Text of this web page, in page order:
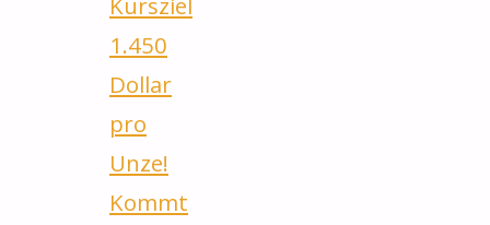
Milliarden"
1.450
Dollar
pro
Unze!
Kommt